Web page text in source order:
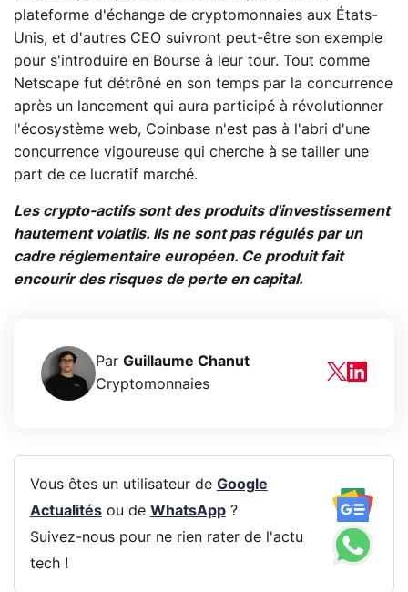
plateforme d'échange de cryptomonnaies aux États-
Unis, et d'autres CEO suivront peut-être son exemple
pour s'introduire en Bourse à leur tour. Tout comme
Netscape fut détrôné en son temps par la concurrence
après un lancement qui aura participé à révolutionner
l'écosystème web, Coinbase n'est pas à l'abri d'une
concurrence vigoureuse qui cherche à se tailler une
part de ce lucratif marché.
Les crypto-actifs sont des produits d'investissement
hautement volatils. Ils ne sont pas régulés par un
cadre réglementaire européen. Ce produit fait
encourir des risques de perte en capital.
Par Guillaume Chanut
Cryptomonnaies
Vous êtes un utilisateur de Google
Actualitésou de WhatsApp?
Suivez-nous pour ne rien rater de l'actu
tech !